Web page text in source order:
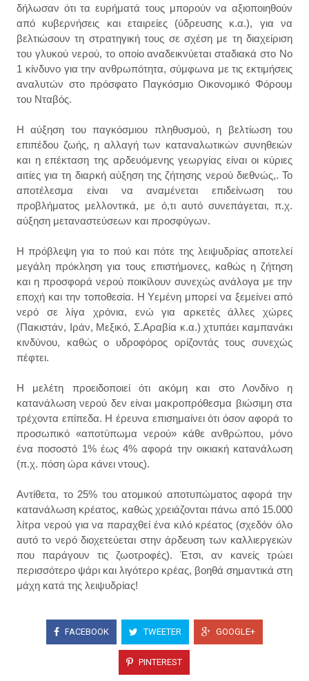
δήλωσαν ότι τα ευρήματά τους μπορούν να αξιοποιηθούν
από κυβερνήσεις και εταιρείες (ύδρευσης κ.α.), για να
βελτιώσουν τη στρατηγική τους σε σχέση με τη διαχείριση
του γλυκού νερού, το οποίο αναδεικνύεται σταδιακά στο Νο
1 κίνδυνο για την ανθρωπότητα, σύμφωνα με τις εκτιμήσεις
αναλυτών στο πρόσφατο Παγκόσμιο Οικονομικό Φόρουμ
του Νταβός.
Η αύξηση του παγκόσμιου πληθυσμού, η βελτίωση του
επιπέδου ζωής, η αλλαγή των καταναλωτικών συνηθειών
και η επέκταση της αρδευόμενης γεωργίας είναι οι κύριες
αιτίες για τη διαρκή αύξηση της ζήτησης νερού διεθνώς,. Το
αποτέλεσμα είναι να αναμένεται επιδείνωση του
προβλήματος μελλοντικά, με ό,τι αυτό συνεπάγεται, π.χ.
αύξηση μεταναστεύσεων και προσφύγων.
Η πρόβλεψη για το πού και πότε της λειψυδρίας αποτελεί
μεγάλη πρόκληση για τους επιστήμονες, καθώς η ζήτηση
και η προσφορά νερού ποικίλουν συνεχώς ανάλογα με την
εποχή και την τοποθεσία. Η Υεμένη μπορεί να ξεμείνει από
νερό σε λίγα χρόνια, ενώ για αρκετές άλλες χώρες
(Πακιστάν, Ιράν, Μεξικό, Σ.Αραβία κ.α.) χτυπάει καμπανάκι
κινδύνου, καθώς ο υδροφόρος ορίζοντάς τους συνεχώς
πέφτει.
Η μελέτη προειδοποιεί ότι ακόμη και στο Λονδίνο η
κατανάλωση νερού δεν είναι μακροπρόθεσμα βιώσιμη στα
τρέχοντα επίπεδα. Η έρευνα επισημαίνει ότι όσον αφορά το
προσωπικό «αποτύπωμα νερού» κάθε ανθρώπου, μόνο
ένα ποσοστό 1% έως 4% αφορά την οικιακή κατανάλωση
(π.χ. πόση ώρα κάνει ντους).
Αντίθετα, το 25% του ατομικού αποτυπώματος αφορά την
κατανάλωση κρέατος, καθώς χρειάζονται πάνω από 15.000
λίτρα νερού για να παραχθεί ένα κιλό κρέατος (σχεδόν όλο
αυτό το νερό διοχετεύεται στην άρδευση των καλλιεργειών
που παράγουν τις ζωοτροφές). Έτσι, αν κανείς τρώει
περισσότερο ψάρι και λιγότερο κρέας, βοηθά σημαντικά στη
μάχη κατά της λειψυδρίας!
FACEBOOK TWEETER GOOGLE+
PINTEREST